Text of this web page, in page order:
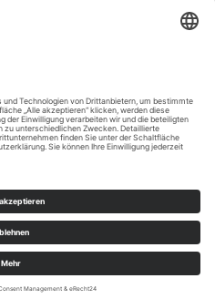
Jahr konnte nicht gefunden
werden kann, können Sie